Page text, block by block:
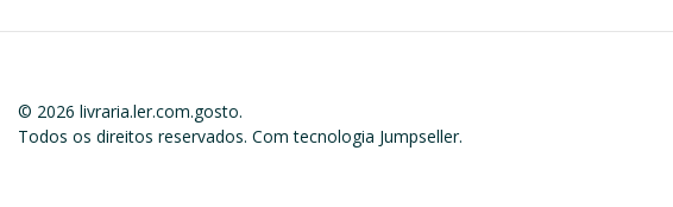
© 2026 livraria.ler.com.gosto.
Todos os direitos reservados. Com tecnologia Jumpseller.